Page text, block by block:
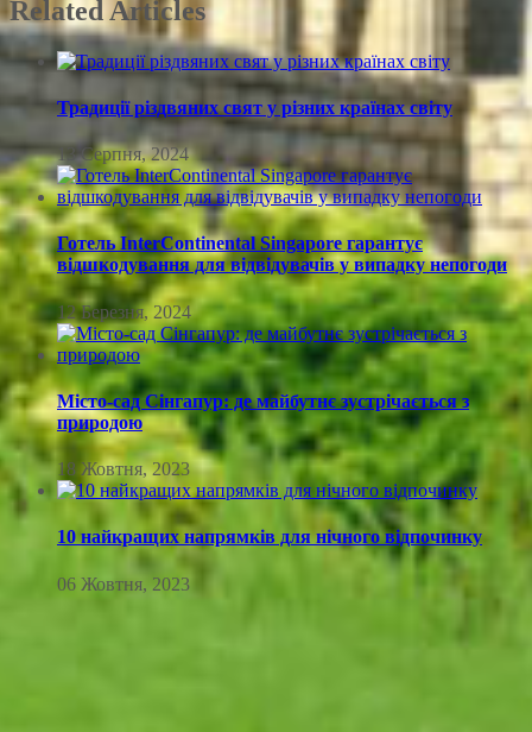
Related Articles
Традиції різдвяних свят у різних країнах світу
13 Серпня, 2024
Готель InterContinental Singapore гарантує
відшкодування для відвідувачів у випадку непогоди
12 Березня, 2024
Місто-сад Сінгапур: де майбутнє зустрічається з
природою
18 Жовтня, 2023
10 найкращих напрямків для нічного відпочинку
06 Жовтня, 2023